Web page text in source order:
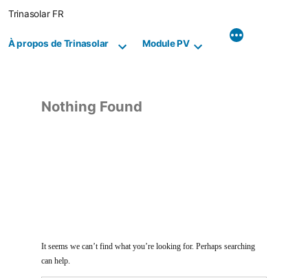
content
Trinasolar FR
À propos de Trinasolar Module PV
Nothing Found
It seems we can’t find what you’re looking for. Perhaps searching
can help.